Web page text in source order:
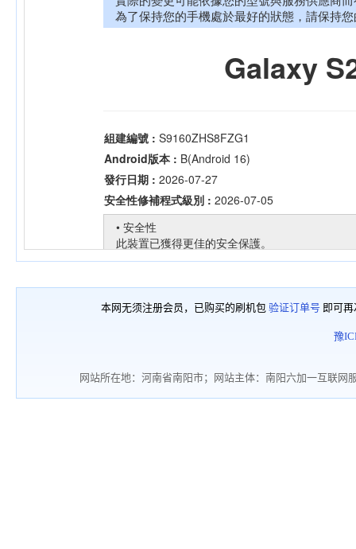
本网无须注册会员，已购买的刷机包 验证订单号 即可
豫
网站所在地：河南省南阳市；网站主体：南阳六加一互联